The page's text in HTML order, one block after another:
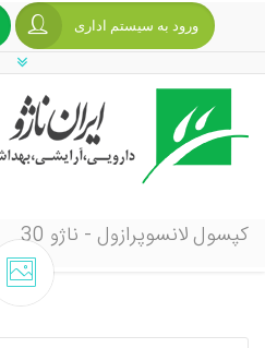
ورود به سیستم اداری
کپسول لانسوپرازول - ناژو 30